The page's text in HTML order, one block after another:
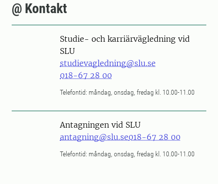
@ Kontakt
Studie- och karriärvägledning vid
SLU
studievagledning@slu.se
018-67 28 00
Telefontid: måndag, onsdag, fredag kl. 10.00-11.00
Antagningen vid SLU
antagning@slu.se018-67 28 00
Telefontid: måndag, onsdag, fredag kl. 10.00-11.00